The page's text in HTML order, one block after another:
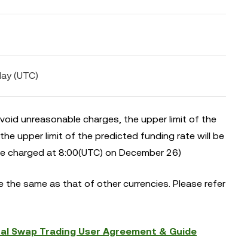
(UTC)
unreasonable charges, the upper limit of the
upper limit of the predicted funding rate will be
at 8:00(UTC) on December 26)
the same as that of other currencies. Please refer
Swap Trading User Agreement & Guide